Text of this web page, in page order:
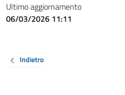
Ultimo aggiornamento
06/03/2026 11:11
Indietro